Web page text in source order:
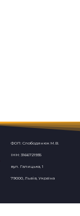
ФОП: Слободянюк М.В.
ІНН: 3166721935
вул. Галицька, 1
79000, Львів, Україна